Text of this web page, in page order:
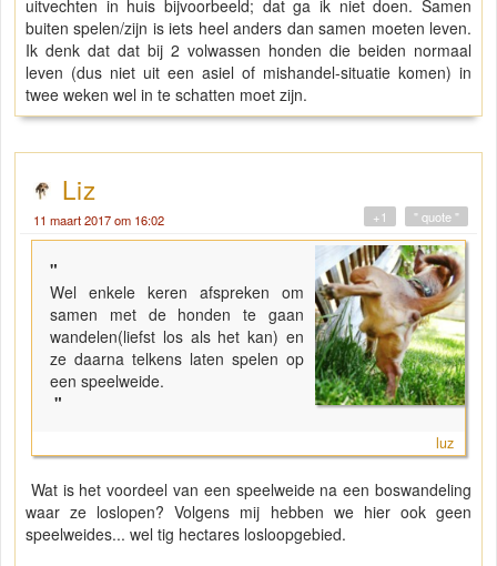
uitvechten in huis bijvoorbeeld; dat ga ik niet doen. Samen
buiten spelen/zijn is iets heel anders dan samen moeten leven.
Ik denk dat dat bij 2 volwassen honden die beiden normaal
leven (dus niet uit een asiel of mishandel-situatie komen) in
twee weken wel in te schatten moet zijn.
Liz
11 maart 2017 om 16:02 " quote "
+1
"
Wel enkele keren afspreken om
samen met de honden te gaan
wandelen(liefst los als het kan) en
ze daarna telkens laten spelen op
een speelweide.
"
luz
Wat is het voordeel van een speelweide na een boswandeling
waar ze loslopen? Volgens mij hebben we hier ook geen
speelweides... wel tig hectares losloopgebied.